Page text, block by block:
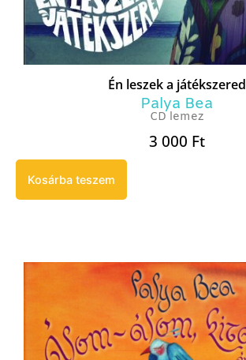
Én leszek a játékszered
Palya Bea
CD lemez
3 000 Ft
Kosárba teszem